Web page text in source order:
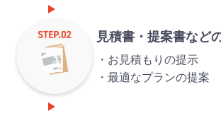
見積書・提案書など
お見積もりの提示
最適なプランの提案